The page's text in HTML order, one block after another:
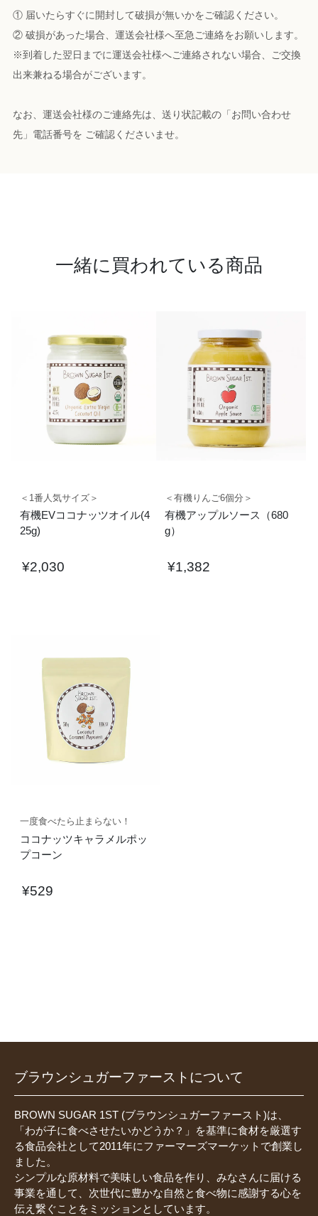
① 届いたらすぐに開封して破損が無いかをご確認ください。
② 破損があった場合、運送会社様へ至急ご連絡をお願いします。
※到着した翌日までに運送会社様へご連絡されない場合、ご交換
出来兼ねる場合がございます。
なお、運送会社様のご連絡先は、送り状記載の「お問い合わせ
先」電話番号を ご確認くださいませ。
一緒に買われている商品
＜1番人気サイズ＞
有機EVココナッツオイル(4
25g)
¥2,030
＜有機りんご6個分＞
有機アップルソース（680
g）
¥1,382
一度食べたら止まらない！
ココナッツキャラメルポッ
プコーン
¥529
ブラウンシュガーファーストについて
BROWN SUGAR 1ST (ブラウンシュガーファースト)は、
「わが子に食べさせたいかどうか？」を基準に食材を厳選す
る食品会社として2011年にファーマーズマーケットで創業し
ました。
シンプルな原材料で美味しい食品を作り、みなさんに届ける
事業を通して、次世代に豊かな自然と食べ物に感謝する心を
伝え繋ぐことをミッションとしています。